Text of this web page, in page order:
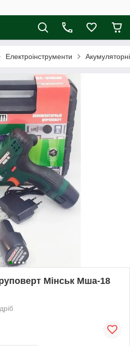
Електроінструменти
Мінськ Мша-18